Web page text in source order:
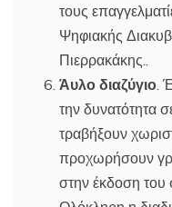
τους
Ψηφιακής
Πιερρακάκης..
Άυλο διαζύγιο .
την δυνατότητα
τραβήξουν
προχωρήσουν
στην έκδοση του